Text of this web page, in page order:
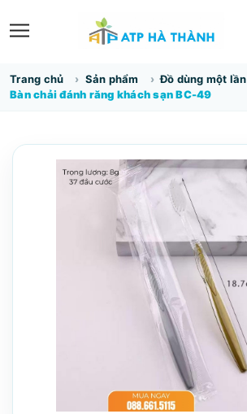
Trang chủ Sản phẩm Đồ dùng một lần
Bàn chải đánh răng khách sạn BC-49